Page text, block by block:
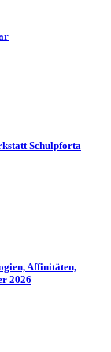
Schulpforta
Affinitäten,
2026